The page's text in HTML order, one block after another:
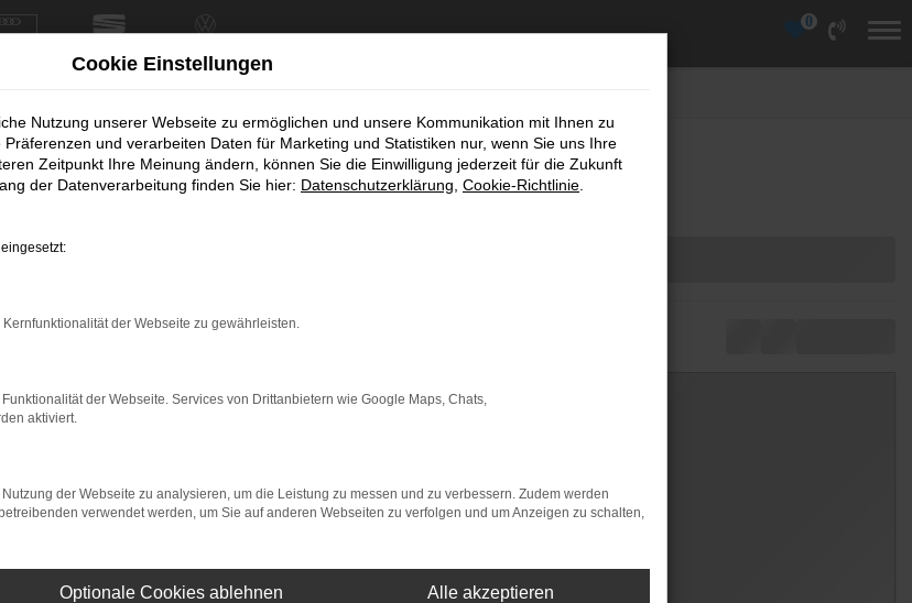
0
Fahrzeug-Showroom
Cookie Einstellungen
Nutzung unserer Webseite zu ermöglichen und unsere Kommunikation mit Ihnen zu
und verarbeiten Daten für Marketing und Statistiken nur, wenn Sie uns Ihre
Zeitpunkt Ihre Meinung ändern, können Sie die Einwilligung jederzeit für die Zukunft
der Datenverarbeitung finden Sie hier: Datenschutzerklärung Cookie-Richtlinie
der Webseite zu gewährleisten.
der Webseite. Services von Drittanbietern wie Google Maps, Chats,
aktiviert.
der Webseite zu analysieren, um die Leistung zu messen und zu verbessern. Zudem werden
verwendet werden, um Sie auf anderen Webseiten zu verfolgen und um Anzeigen zu schalten,
Optionale Cookies ablehnen Alle akzeptieren